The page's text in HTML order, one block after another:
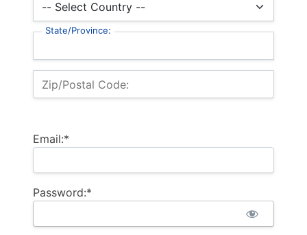
State/Province:
Zip/Postal Code:
Email:*
Password:*